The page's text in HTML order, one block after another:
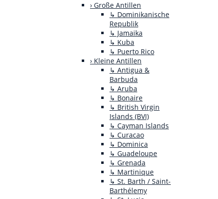
› Große Antillen
↳ Dominikanische
Republik
↳ Jamaika
↳ Kuba
↳ Puerto Rico
› Kleine Antillen
↳ Antigua &
Barbuda
↳ Aruba
↳ Bonaire
↳ British Virgin
Islands (BVI)
↳ Cayman Islands
↳ Curacao
↳ Dominica
↳ Guadeloupe
↳ Grenada
↳ Martinique
↳ St. Barth / Saint-
Barthélemy